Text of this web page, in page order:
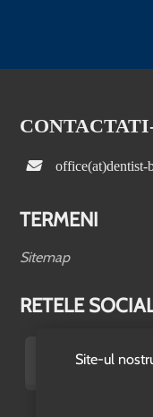
Site-ul
office(at)dentist-
TERMENI
Sitemap
RETELE